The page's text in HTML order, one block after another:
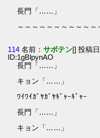
長門「……」
～～～～～～～～～～～
114 名前：サボテン[] 投稿
ID:1gBlpynAO
長門「……」
キョン「……」
ﾜｲﾜｲｶﾞﾔｶﾞﾔｷﾞｬｰｷﾞｬｰ
長門「……」
キョン「……」